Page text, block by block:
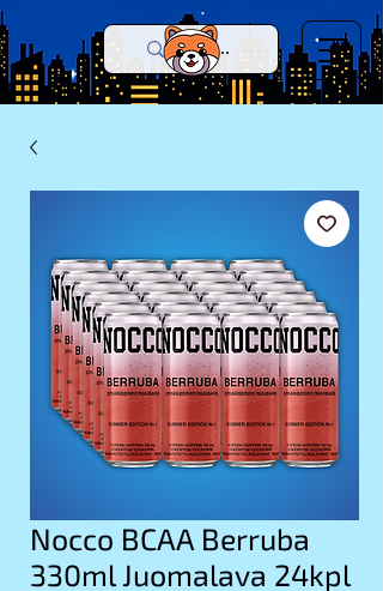
Nocco BCAA Berruba
330ml Juomalava 24kpl